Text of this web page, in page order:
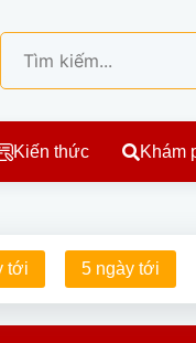
Kiến thức Khám
tới 5 ngày tới